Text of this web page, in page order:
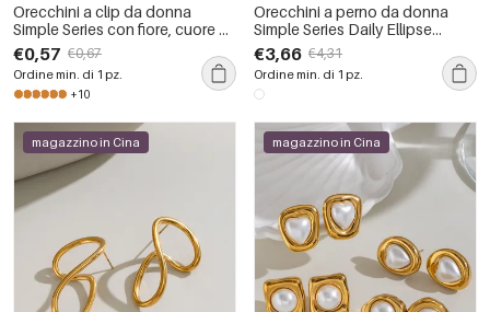
Orecchini a clip da donna
Simple Series con fiore, cuore e
conchiglia, in acciaio
inossidabile, impermeabili,
colore oro.
€0,57 €0,67
Ordine min. di 1 pz.
+10
Orecchini a perno da donna
Simple Series Daily Ellipse
Shape in acciaio inossidabile
impermeabile color oro.
€3,66 €4,31
Ordine min. di 1 pz.
magazzino in Cina magazzino in Cina